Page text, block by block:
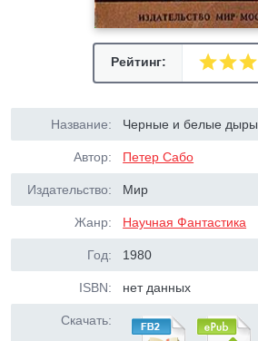
Рейтинг:
Название: Черные и белые дыры
Автор: Петер Сабо
Издательство: Мир
Жанр: Научная Фантастика
Год: 1980
ISBN: нет данных
Скачать: